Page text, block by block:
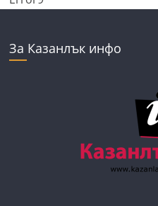
За Казанлък инфо